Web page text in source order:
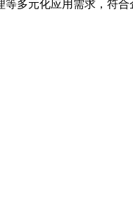
多元化应用需求，符合